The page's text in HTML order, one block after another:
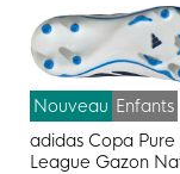
Nouveau Enfants
adidas Copa Pure
League Gazon